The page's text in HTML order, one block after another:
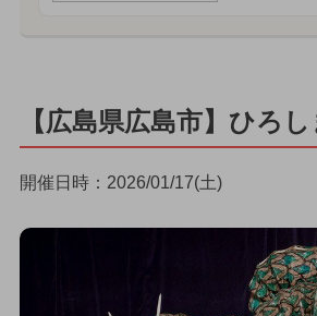
【広島県広島市】ひろ
開催日時：2026/01/17(土)